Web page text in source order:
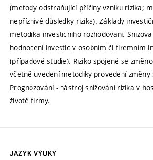
(metody odstraňující příčiny vzniku rizika;
nepříznivé důsledky rizika). Základy
metodika investičního rozhodování.
hodnocení investic v osobním či firemním
(případové studie). Riziko spojené se
včetně uvedení metodiky provedení
Prognózování - nástroj snižování rizika v
životě firmy.
JAZYK VÝUKY